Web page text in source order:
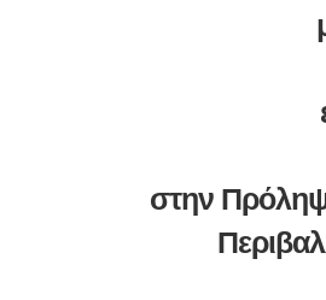
στην